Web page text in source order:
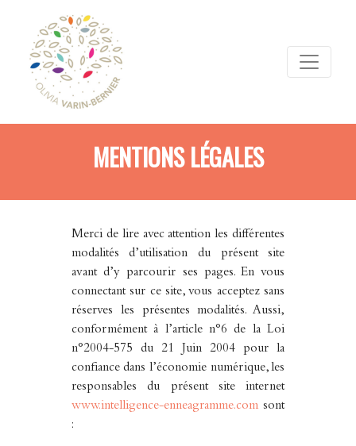
MENTIONS LÉGALES
Merci de lire avec attention les différentes
modalités d’utilisation du présent site
avant d’y parcourir ses pages. En vous
connectant sur ce site, vous acceptez sans
réserves les présentes modalités. Aussi,
conformément à l’article n°6 de la Loi
n°2004-575 du 21 Juin 2004 pour la
confiance dans l’économie numérique, les
responsables du présent site internet
www.intelligence-enneagramme.comsont
: